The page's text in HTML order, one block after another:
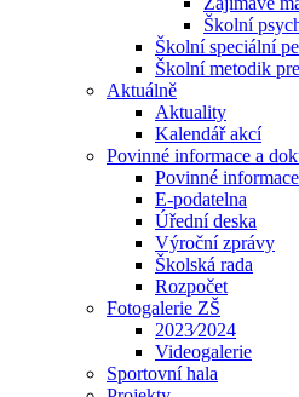
Školní
Školní speciální
Školní metodik
Aktuálně
Aktuality
Kalendář akcí
Povinné informace a
Povinné informace
E-podatelna
Úřední deska
Výroční zprávy
Školská rada
Rozpočet
Fotogalerie ZŠ
2023⁄2024
Videogalerie
Sportovní hala